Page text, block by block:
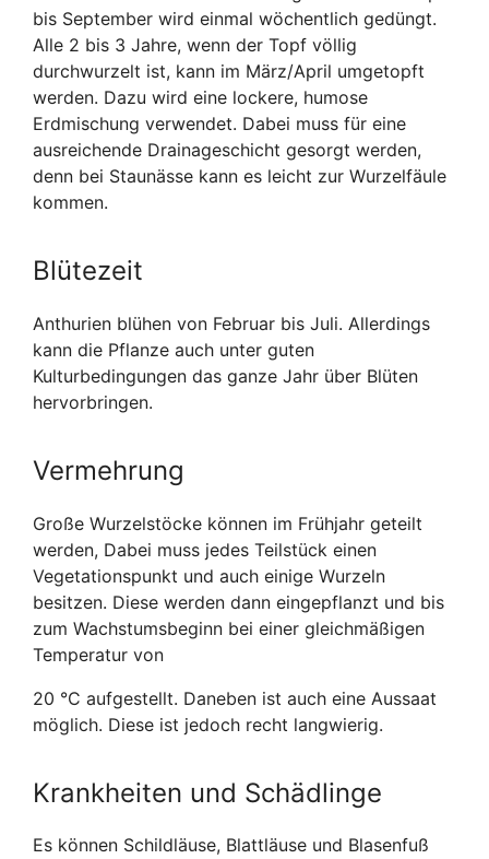
bis September wird einmal wöchentlich gedüngt.
Alle 2 bis 3 Jahre, wenn der Topf völlig
durchwurzelt ist, kann im März/April umgetopft
werden. Dazu wird eine lockere, humose
Erdmischung verwendet. Dabei muss für eine
ausreichende Drainageschicht gesorgt werden,
denn bei Staunässe kann es leicht zur Wurzelfäule
kommen.
Blütezeit
Anthurien blühen von Februar bis Juli. Allerdings
kann die Pflanze auch unter guten
Kulturbedingungen das ganze Jahr über Blüten
hervorbringen.
Vermehrung
Große Wurzelstöcke können im Frühjahr geteilt
werden, Dabei muss jedes Teilstück einen
Vegetationspunkt und auch einige Wurzeln
besitzen. Diese werden dann eingepflanzt und bis
zum Wachstumsbeginn bei einer gleichmäßigen
Temperatur von
20 °C aufgestellt. Daneben ist auch eine Aussaat
möglich. Diese ist jedoch recht langwierig.
Krankheiten und Schädlinge
Es können Schildläuse, Blattläuse und Blasenfuß